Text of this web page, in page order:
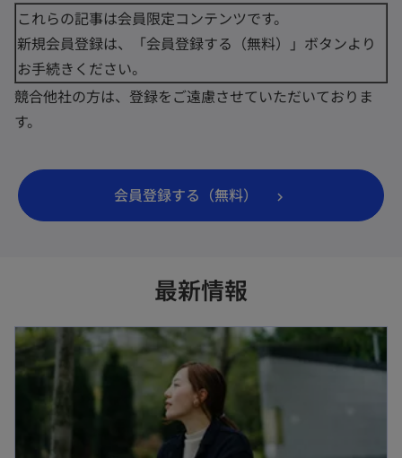
で
く
これらの記事は会員限定コンテンツです。
新規会員登録は、「会員登録する（無料）」ボタンより
お手続きください。
競合他社の方は、登録をご遠慮させていただいておりま
す。
会員登録する（無料）
最新情報